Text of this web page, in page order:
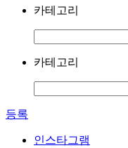
카테고리
카테고리
등록
인스타그램